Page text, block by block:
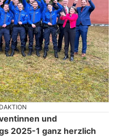
und
2025-1 ganz herzlich